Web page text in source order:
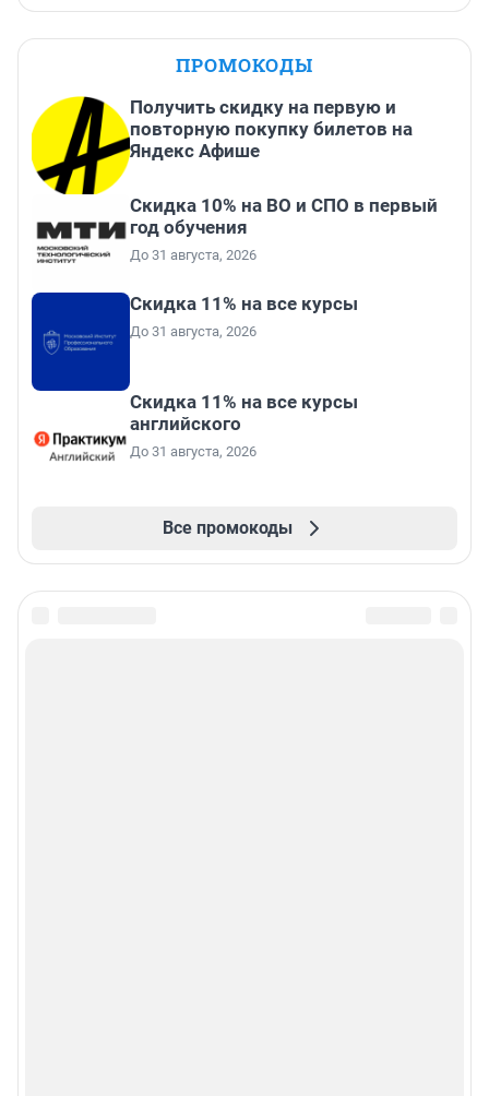
ПРОМОКОДЫ
Получить скидку на первую и
повторную покупку билетов на
Яндекс Афише
Скидка 10% на ВО и СПО в первый
год обучения
До 31 августа, 2026
Скидка 11% на все курсы
До 31 августа, 2026
Скидка 11% на все курсы
английского
До 31 августа, 2026
Все промокоды